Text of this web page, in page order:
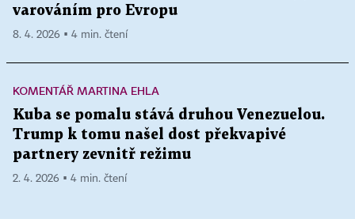
varováním pro Evropu
8. 4. 2026 ▪ 4 min. čtení
KOMENTÁŘ MARTINA EHLA
Kuba se pomalu stává druhou Venezuelou.
Trump k tomu našel dost překvapivé
partnery zevnitř režimu
2. 4. 2026 ▪ 4 min. čtení